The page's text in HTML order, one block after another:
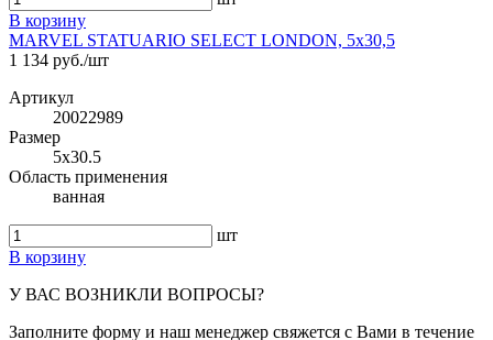
В корзину
MARVEL STATUARIO SELECT LONDON, 5x30,5
1 134 руб./шт
Артикул
20022989
Размер
5x30.5
Область применения
ванная
шт
В корзину
У ВАС ВОЗНИКЛИ ВОПРОСЫ?
Заполните форму и наш менеджер свяжется с Вами в течение